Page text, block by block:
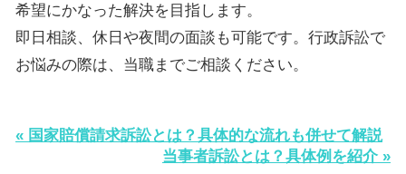
希望にかなった解決を目指します。
即日相談、休日や夜間の面談も可能です。行政訴訟で
お悩みの際は、当職までご相談ください。
« 国家賠償請求訴訟とは？具体的な流れも併せて解説
当事者訴訟とは？具体例を紹介 »